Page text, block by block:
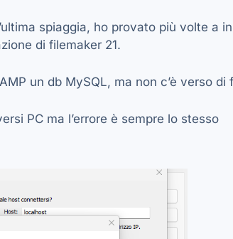
spiaggia, ho provato più volte a
di filemaker 21.
un db MySQL, ma non c’è verso
PC ma l’errore è sempre lo stesso